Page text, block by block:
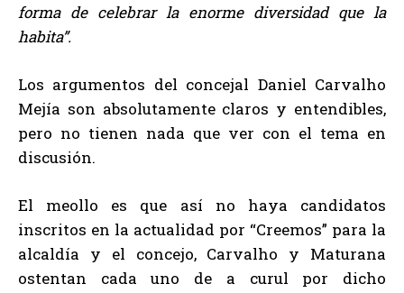
forma de celebrar la enorme diversidad que la
habita”.
Los argumentos del concejal Daniel Carvalho
Mejía son absolutamente claros y entendibles,
pero no tienen nada que ver con el tema en
discusión.
El meollo es que así no haya candidatos
inscritos en la actualidad por “Creemos” para la
alcaldía y el concejo, Carvalho y Maturana
ostentan cada uno de a curul por dicho